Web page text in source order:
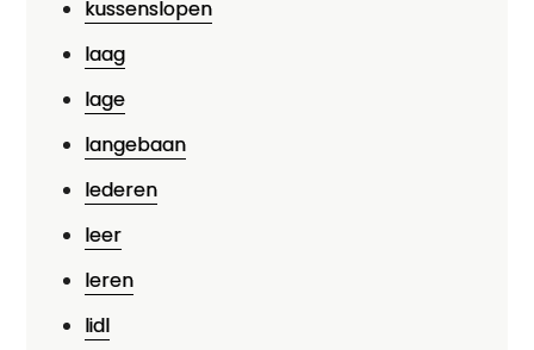
kussenslopen
laag
lage
langebaan
lederen
leer
leren
lidl